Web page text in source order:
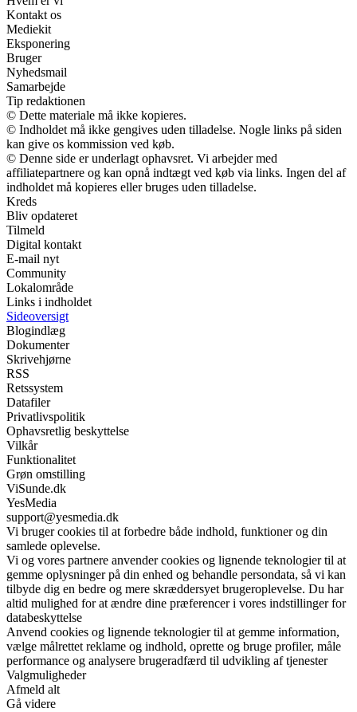
Kontakt os
Mediekit
Eksponering
Bruger
Nyhedsmail
Samarbejde
Tip redaktionen
© Dette materiale må ikke kopieres.
© Indholdet må ikke gengives uden tilladelse. Nogle links på siden
kan give os kommission ved køb.
© Denne side er underlagt ophavsret. Vi arbejder med
affiliatepartnere og kan opnå indtægt ved køb via links. Ingen del af
indholdet må kopieres eller bruges uden tilladelse.
Kreds
Bliv opdateret
Tilmeld
Digital kontakt
E-mail nyt
Community
Lokalområde
Links i indholdet
Sideoversigt
Blogindlæg
Dokumenter
Skrivehjørne
RSS
Retssystem
Datafiler
Privatlivspolitik
Ophavsretlig beskyttelse
Vilkår
Funktionalitet
Grøn omstilling
ViSunde.dk
YesMedia
support@yesmedia.dk
Vi bruger cookies til at forbedre både indhold, funktioner og din
samlede oplevelse.
Vi og vores partnere anvender cookies og lignende teknologier til at
gemme oplysninger på din enhed og behandle persondata, så vi kan
tilbyde dig en bedre og mere skræddersyet brugeroplevelse. Du har
altid mulighed for at ændre dine præferencer i vores indstillinger for
databeskyttelse
Anvend cookies og lignende teknologier til at gemme information,
vælge målrettet reklame og indhold, oprette og bruge profiler, måle
performance og analysere brugeradfærd til udvikling af tjenester
Valgmuligheder
Afmeld alt
Gå videre